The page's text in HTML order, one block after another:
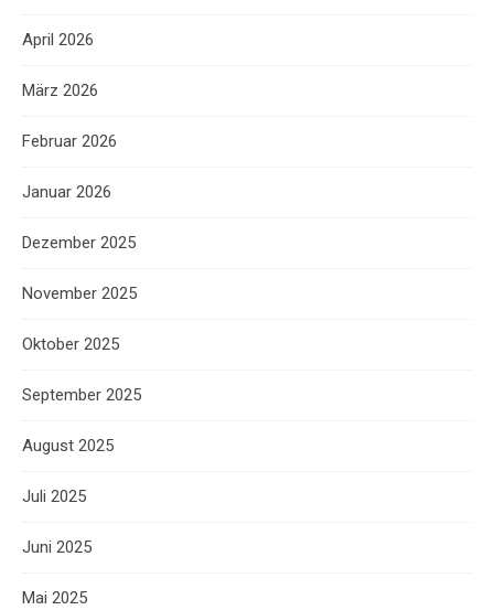
April 2026
März 2026
Februar 2026
Januar 2026
Dezember 2025
November 2025
Oktober 2025
September 2025
August 2025
Juli 2025
Juni 2025
Mai 2025